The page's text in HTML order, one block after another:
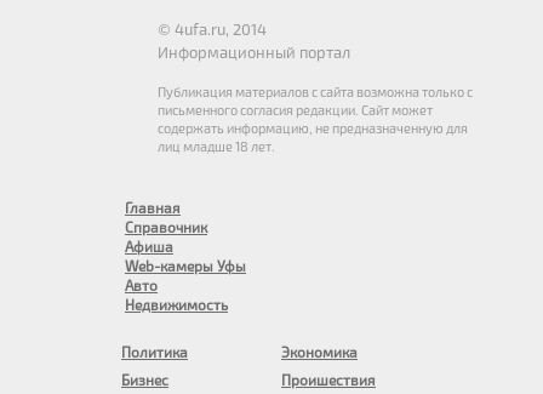
© 4ufa.ru, 2014
Информационный портал
Публикация материалов с сайта возможна только с
письменного согласия редакции. Сайт может
содержать информацию, не предназначенную для
лиц младше 18 лет.
Главная
Справочник
Афиша
Web-камеры Уфы
Авто
Недвижимость
Политика
Бизнес
Экономика
Проишествия